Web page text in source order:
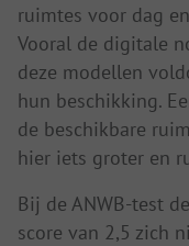
ruimtes voor dag
Vooral de digitale
deze modellen
hun beschikking.
de beschikbare
hier iets groter en
Bij de ANWB-test
score van 2,5 zich